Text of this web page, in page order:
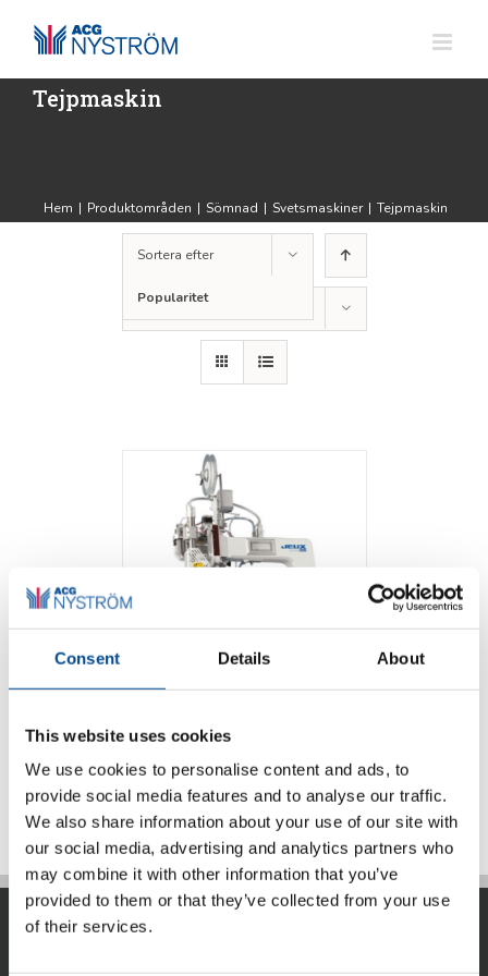
Consent Details About
This website uses cookies
We use cookies to personalise content and ads, to
provide social media features and to analyse our traffic.
We also share information about your use of our site with
our social media, advertising and analytics partners who
may combine it with other information that you’ve
provided to them or that they’ve collected from your use
of their services.
innehållet
Tejpmaskin
Hem | Produktområden | Sömnad | Svetsmaskiner | Tejpmaskin
Sortera efter
Popularitet
Visa
Juki JEUX AI-001
Detaljer